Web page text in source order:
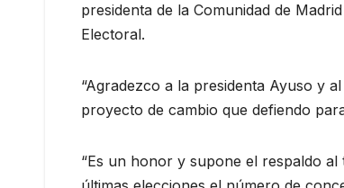
presidenta de la Comunidad de
Electoral.
“Agradezco a la presidenta Ayuso y
proyecto de cambio que defiendo
“Es un honor y supone el respaldo